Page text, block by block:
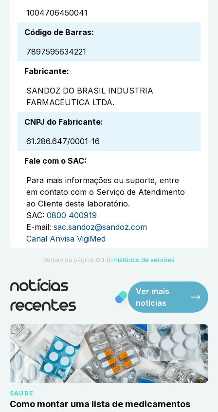
1004706450041
Código de Barras:
7897595634221
Fabricante:
SANDOZ DO BRASIL INDUSTRIA
FARMACEUTICA LTDA.
CNPJ do Fabricante:
61.286.647/0001-16
Fale com o SAC:
Para mais informações ou suporte, entre
em contato com o Serviço de Atendimento
ao Cliente deste laboratório.
SAC: 0800 400919
E-mail: sac.sandoz@sandoz.com
Canal Anvisa VigiMed
Versão da página: 0.1.0 ●Histórico de versões
notícias
recentes
Ver mais
notícias
SAÚDE
Como montar uma lista de medicamentos